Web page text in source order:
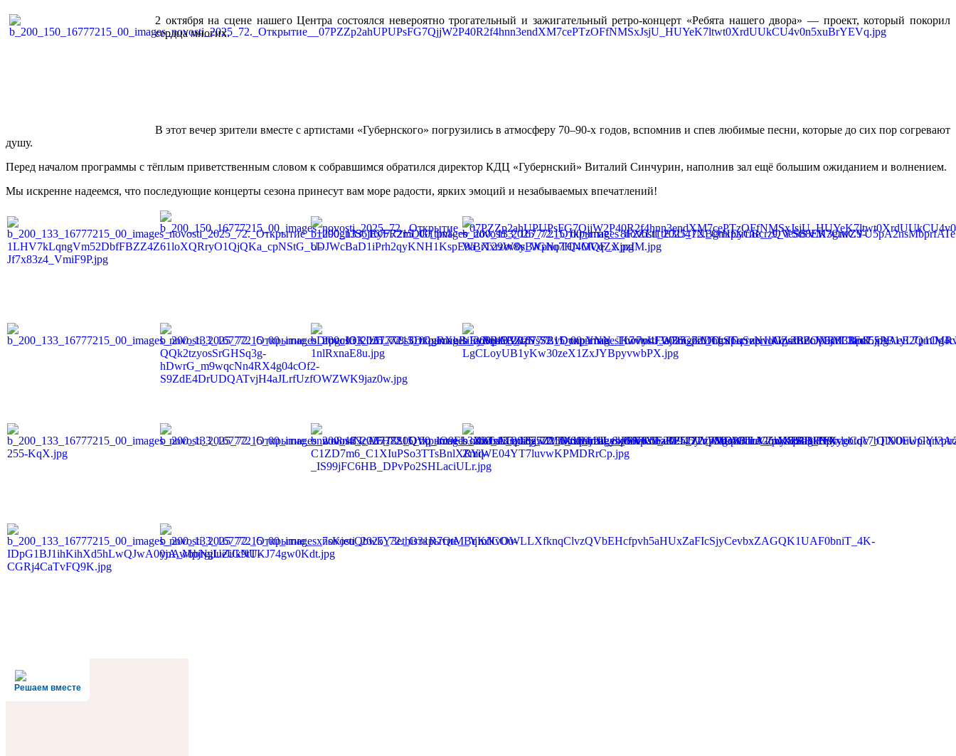
2 октября на сцене нашего Центра состоялся невероятно трогательный и зажигательный ретро-концерт «Ребята нашего двора» — проект, который покорил
сердца многих.
В этот вечер зрители вместе с артистами «Губернского» погрузились в атмосферу 70–90-х годов, вспомнив и спев любимые песни, которые до сих пор согревают
душу.
Перед началом программы с тёплым приветственным словом к собравшимся обратился директор КДЦ «Губернский» Виталий Синчурин, наполнив зал ещё большим ожиданием и волнением.
Мы искренне надеемся, что последующие концерты сезона принесут вам море радости, ярких эмоций и незабываемых впечатлений!
Решаем вместе